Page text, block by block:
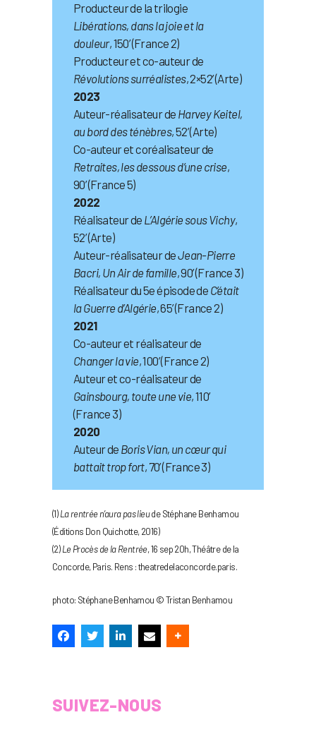
Producteur de la trilogie
Libérations, dans la joie et la
douleur, 150’ (France 2)
Producteur et co-auteur de
Révolutions surréalistes, 2×52’ (Arte)
2023
Auteur-réalisateur de Harvey Keitel,
au bord des ténèbres, 52’ (Arte)
Co-auteur et coréalisateur de
Retraites, les dessous d’une crise,
90’ (France 5)
2022
Réalisateur de L’Algérie sous Vichy,
52’ (Arte)
Auteur-réalisateur deJean-Pierre
Bacri, Un Air de famille, 90’ (France 3)
Réalisateur du 5e épisode de C’était
la Guerre d’Algérie, 65’ (France 2)
2021
Co-auteur et réalisateur de
Changer la vie, 100’ (France 2)
Auteur et co-réalisateur de
Gainsbourg, toute une vie, 110’
(France 3)
2020
Auteur de Boris Vian, un cœur qui
battait trop fort, 70’ (France 3)
(1)La rentrée n’aura pas lieude Stéphane Benhamou
(Éditions Don Quichotte, 2016)
(2)Le Procès de la Rentrée, 16 sep 20h, Théâtre de la
Concorde, Paris. Rens : theatredelaconcorde.paris.
photo: Stéphane Benhamou © Tristan Benhamou
SUIVEZ-NOUS